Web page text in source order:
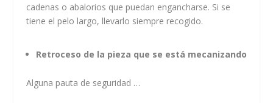
cadenas o abalorios que puedan engancharse. Si se
tiene el pelo largo, llevarlo siempre recogido.
Retroceso de la pieza que se está mecanizando
Alguna pauta de seguridad …